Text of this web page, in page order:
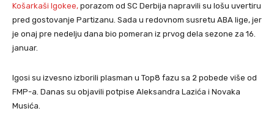
Košarkaši Igokee, porazom od SC Derbija napravili su lošu uvertiru
pred gostovanje Partizanu. Sada u redovnom susretu ABA lige, jer
je onaj pre nedelju dana bio pomeran iz prvog dela sezone za 16.
januar.
Igosi su izvesno izborili plasman u Top8 fazu sa 2 pobede više od
FMP-a. Danas su objavili potpise Aleksandra Lazića i Novaka
Musića.